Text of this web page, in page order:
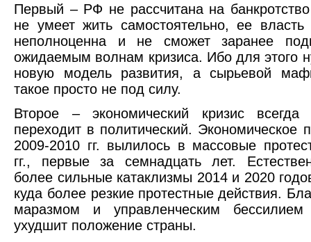
Первый – РФ не рассчитана на
не умеет жить самостоятельно, ее
неполноценна и не сможет заранее
ожидаемым волнам кризиса. Ибо для этого
новую модель развития, а сырьевой
такое просто не под силу.
Второе – экономический кризис всегда
переходит в политический. Экономическое
2009-2010 гг. вылилось в массовые
гг., первые за семнадцать лет.
более сильные катаклизмы 2014 и 2020
куда более резкие протестные действия.
маразмом и управленческим
ухудшит положение страны.